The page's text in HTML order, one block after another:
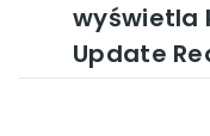
wyświetla
Update